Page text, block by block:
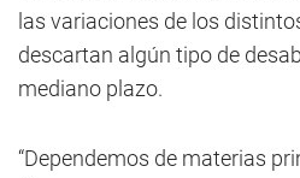
las variaciones de los
descartan algún tipo de
mediano plazo.
“Dependemos de materias